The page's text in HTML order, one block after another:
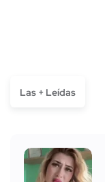
Las + Leídas